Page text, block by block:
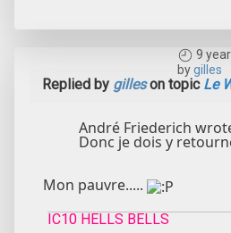
9
bygilles
Replied by gilleson topic Le
André Friederich
Donc je dois y
Mon pauvre.....
IC10 HELLS BELLS